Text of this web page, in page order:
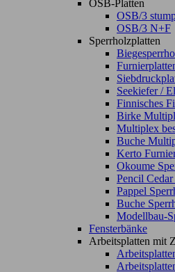
OSB-Platten
OSB/3
OSB/3 N+F
Sperrholzplatten
Seekiefer /
Finnisches
Birke
Multiplex
Buche
Kerto
Okoume
Pencil
Pappel
Buche
Modellbau-
Fensterbänke
Arbeitsplatten mit